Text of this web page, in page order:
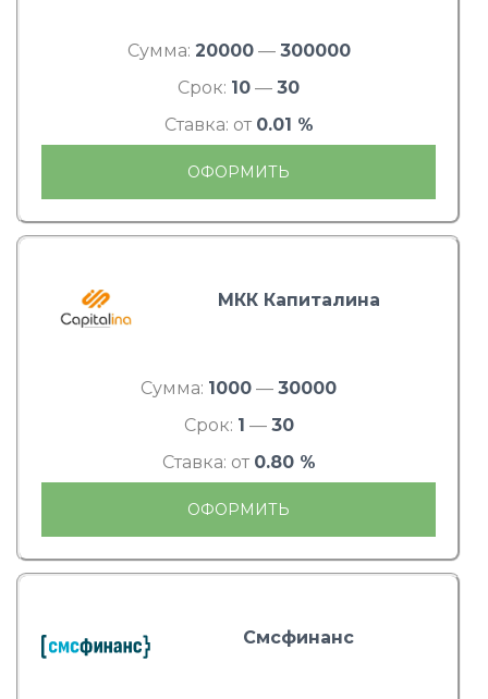
Сумма: 20000— 300000
Срок: 10 — 30
Ставка: от 0.01 %
ОФОРМИТЬ
МКК Капиталина
Сумма: 1000 — 30000
Срок: 1 — 30
Ставка: от 0.80 %
ОФОРМИТЬ
Смсфинанс